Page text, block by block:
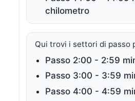
chilometro
Qui trovi i settori di passo
Passo 2:00 - 2:59
Passo 3:00 - 3:59
Passo 4:00 - 4:59